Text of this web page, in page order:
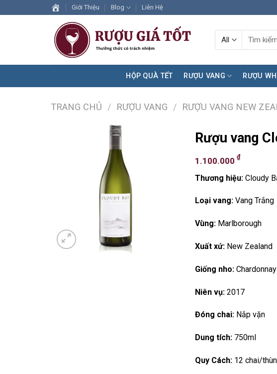
to
Giới Thiệu Blog Liên Hệ
Tìm
HỘP QUÀ TẾT RƯỢU VANG RƯỢU
TRANG CHỦ / RƯỢU VANG / RƯỢU VANG NEW
Rượu vang
1.100.000 ₫
Thương hiệu:Cloudy
Loại vang:Vang Trắng
Vùng:Marlborough
Xuất xứ:New Zealand
Giống nho:Chardonnay
Niên vụ:2017
Đóng chai:Nắp vặn
Dung tích:750ml
Quy Cách:12 chai/